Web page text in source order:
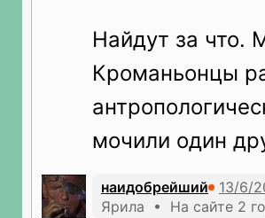
Найдут за что.
Кроманьонцы
мочили один
наидобрейший
Ярила • На сайте 2